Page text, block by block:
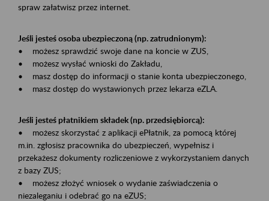
spraw załatwisz przez internet.
Jeśli jesteś osoba ubezpieczoną (np. zatrudnionym):
• możesz sprawdzić swoje dane na koncie w ZUS,
• możesz wysłać wnioski do Zakładu,
• masz dostęp do informacji o stanie konta ubezpieczonego,
• masz dostęp do wystawionych przez lekarza eZLA.
Jeśli jesteś płatnikiem składek (np. przedsiębiorcą):
• możesz skorzystać z aplikacji ePłatnik, za pomocą której
m.in. zgłosisz pracownika do ubezpieczeń, wypełnisz i
przekażesz dokumenty rozliczeniowe z wykorzystaniem danych
z bazy ZUS;
• możesz złożyć wniosek o wydanie zaświadczenia o
niezaleganiu i odebrać go na eZUS;